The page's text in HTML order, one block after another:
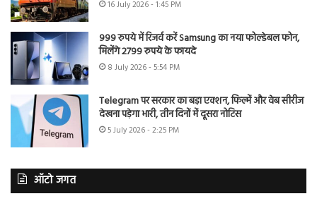
16 July 2026 - 1:45 PM
999 रुपये में रिजर्व करें Samsung का नया फोल्डेबल फोन,
मिलेंगे 2799 रुपये के फायदे
8 July 2026 - 5:54 PM
Telegram पर सरकार का बड़ा एक्शन, फिल्में और वेब सीरीज
देखना पड़ेगा भारी, तीन दिनों में दूसरा नोटिस
5 July 2026 - 2:25 PM
ऑटो जगत